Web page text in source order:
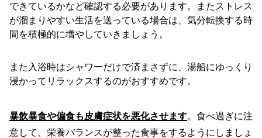
できているかなど確認する必要があります。またストレス
が溜まりやすい生活を送っている場合は、気分転換する時
間を積極的に増やしていきましょう。
また入浴時はシャワーだけで済まさずに、湯船にゆっくり
浸かってリラックスするのがおすすめです。
暴飲暴食や偏食も皮膚症状を悪化させます。食べ過ぎに注
意して、栄養バランスが整った食事をするようにしましょ